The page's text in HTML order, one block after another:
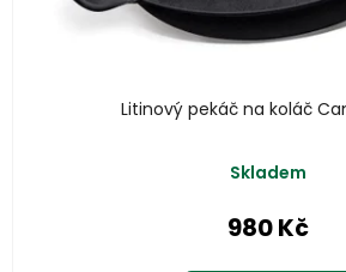
Litinový pekáč na koláč
Skladem
980 Kč